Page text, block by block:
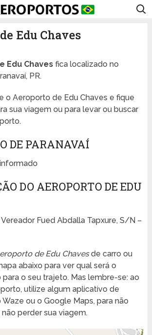
Edu Chaves
Edu Chaves fica localizado no
PR.
o Aeroporto de Edu Chaves e fique
sua viagem ou para levar ou buscar
DE PARANAVAÍ
DO AEROPORTO DE EDU
Fued Abdalla Tapxure, S/N –
de Edu Chavesde carro ou
abaixo para ver qual será o
o seu trajeto. Mas lembre-se: ao
utilize algum aplicativo de
ou o Google Maps, para não
perder sua viagem.